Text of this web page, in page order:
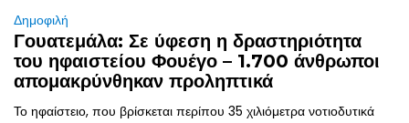
Δημοφιλή
Γουατεμάλα: Σε ύφεση η δραστηριότητα
του ηφαιστείου Φουέγο – 1.700 άνθρωποι
απομακρύνθηκαν προληπτικά
Το ηφαίστειο, που βρίσκεται περίπου 35 χιλιόμετρα νοτιοδυτικά